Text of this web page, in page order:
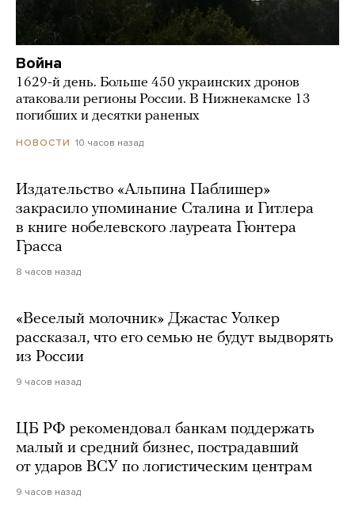
Война
1629-й день. Больше 450 украинских дронов
атаковали регионы России. В Нижнекамске 13
погибших и десятки раненых
НОВОСТИ 10 часов назад
Издательство «Альпина Паблишер»
закрасило упоминание Сталина и Гитлера
в книге нобелевского лауреата Гюнтера
Грасса
8 часов назад
«Веселый молочник» Джастас Уолкер
рассказал, что его семью не будут выдворять
из России
9 часов назад
ЦБ РФ рекомендовал банкам поддержать
малый и средний бизнес, пострадавший
от ударов ВСУ по логистическим центрам
9 часов назад